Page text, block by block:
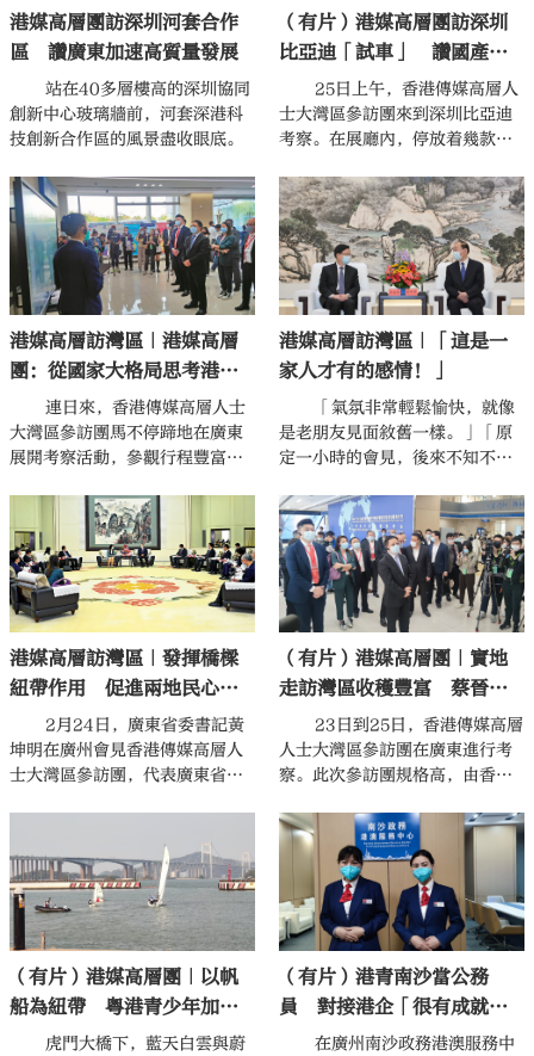
港媒高層團訪深圳河套合作
區 讚廣東加速高質量發展
站在40多層樓高的深圳協同
創新中心玻璃牆前，河套深港科
技創新合作區的風景盡收眼底。
（有片）港媒高層團訪深圳
比亞迪「試車」 讚國產製
造實力非凡
25日上午，香港傳媒高層人
士大灣區參訪團來到深圳比亞迪
考察。在展廳內，停放着幾款比
員饒有興緻地向工作人員詳細諮
詢汽車性能，還有不少參訪團成
員直接坐上駕駛座，手握方向
盤，親身體驗新車的舒適度。
港媒高層訪灣區｜港媒高層
團：從國家大格局思考港媒
角色連日來，香港傳媒高層人士
大灣區參訪團馬不停蹄地在廣東
展開考察活動，參觀行程豐富又
展的蓬勃生機，尤其是24日上午
拜會中共中央政治局委員、廣東
省委書記黃坤明之後，不少參訪
團成員對粵港澳大灣區建設進一
步提速升溫信心十足。
港媒高層訪灣區｜「這是一
家人才有的感情！」
「氣氛非常輕鬆愉快，就像
是老朋友見面敘舊一樣。」「原
定一小時的會見，後來不知不覺
鐘，還覺得意猶未盡。」「整個
會見的氣氛非常好，黃書記十分
熟悉香港媒體。」
港媒高層訪灣區｜發揮橋樑
紐帶作用 促進兩地民心相
2月24日，廣東省委書記黃
坤明在廣州會見香港傳媒高層人
士大灣區參訪團，代表廣東省
粵港澳大灣區建設和廣東經濟社
會發展的關注支持表示感謝。
（有片）港媒高層團｜實地
走訪灣區收穫豐富 蔡晉：
作為港媒有責任講好灣區故
事
23日到25日，香港傳媒高層
人士大灣區參訪團在廣東進行考
察。此次參訪團規格高，由香港
體高層組成。實地走訪了多個考
察點，目睹廣東推進高質量發展
的實效之後，參訪團成員之一、
星島新聞集團有限公司執行董
事、行政總裁蔡晉直言倍感振
奮。「香港作為大灣區非常重要
的一個組成部分，在廣東的高質
量發展中機遇無限。」蔡晉表
了解的信息向國際及海外華人去
（有片）港媒高層團｜以帆
船為紐帶 粵港青少年加強
交流締結友誼
虎門大橋下，藍天白雲與蔚
（有片）港青南沙當公務
員 對接港企「很有成就
感」在廣州南沙政務港澳服務中